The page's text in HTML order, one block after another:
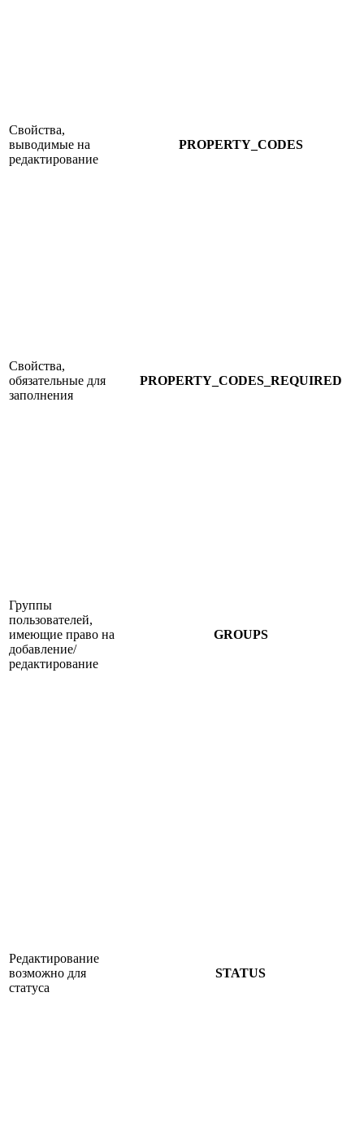
Свойства,
выводимые на
редактирование
PROPERTY_CODES
Свойства,
обязательные для
заполнения
PROPERTY_CODES_REQUIRED
Группы
пользователей,
имеющие право на
добавление/
редактирование
GROUPS
Редактирование
возможно для
статуса
STATUS